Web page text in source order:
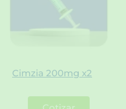
Cimzia 200mg x2